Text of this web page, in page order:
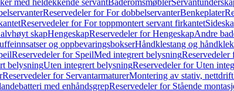
med heldekkende servantBaderomsmøbler
Reservedeler for For dobbelservanterBenkeplater
Reservedeler for For toppmontert servant firkantet
skapHengeskapReservedeler for HengeskapAndre
og oppbevaringsbokserHåndklestang og
Reservedeler for SpeilMed integrert belysning
belysningUten integrert belysningReservedeler for Uten
Reservedeler for ServantarmaturerMontering av stativ, nettdrift
med enhåndsgrepReservedeler for Stående